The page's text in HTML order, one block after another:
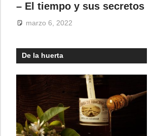
– El tiempo y sus secretos
marzo 6, 2022
De la huerta